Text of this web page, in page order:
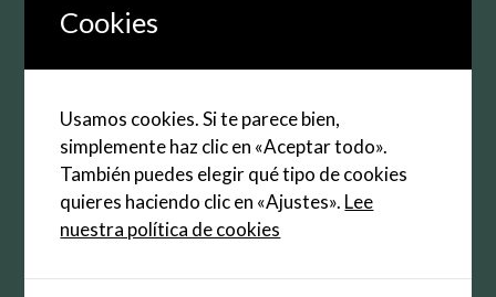
Web
este navegador para la próxima vez que
comente.
Cookies
Usamos cookies. Si te parece bien,
simplemente haz clic en «Aceptar todo».
También puedes elegir qué tipo de cookies
quieres haciendo clic en «Ajustes». Lee
nuestra política de cookies